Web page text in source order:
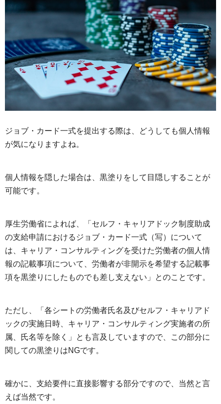
ジョブ・カード一式を提出する際は、どうしても個人情報
が気になりますよね。
個人情報を隠した場合は、黒塗りをして目隠しすることが
可能です。
厚生労働省によれば、「セルフ・キャリアドック制度助成
の支給申請におけるジョブ・カード一式（写）について
は、キャリア・コンサルティングを受けた労働者の個人情
報の記載事項について、労働者が非開示を希望する記載事
項を黒塗りにしたものでも差し支えない」とのことです。
ただし、「各シートの労働者氏名及びセルフ・キャリアド
ックの実施日時、キャリア・コンサルティング実施者の所
属、氏名等を除く」とも言及していますので、この部分に
関しての黒塗りはNGです。
確かに、支給要件に直接影響する部分ですので、当然と言
えば当然です。